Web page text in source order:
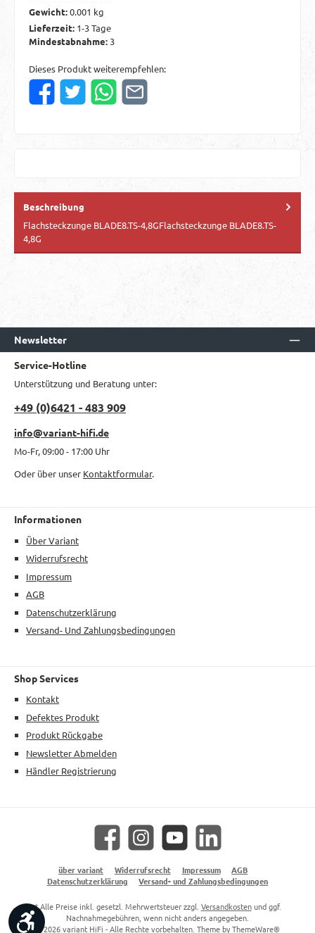
Gewicht:0.001 kg
Lieferzeit: 1-3 Tage
Mindestabnahme:3
Dieses Produkt weiterempfehlen:
Beschreibung
Flachsteckzunge BLADE8.TS-4,8GFlachsteckzunge BLADE8.TS-
4,8G
Newsletter
Service-Hotline
Unterstützung und Beratung unter:
+49 (0)6421 - 483 909
info@variant-hifi.de
Mo-Fr, 09:00 - 17:00 Uhr
Oder über unser Kontaktformular.
Informationen
Über Variant
Widerrufsrecht
Impressum
AGB
Datenschutzerklärung
Versand- Und Zahlungsbedingungen
Shop Services
Kontakt
Defektes Produkt
Produkt Rückgabe
Newsletter Abmelden
Händler Registrierung
Facebook Instagram YouTube LinkedIn
über variant Widerrufsrecht Impressum
AGB
Datenschutzerklärung
Versand- und Zahlungsbedingungen
* Alle Preise inkl. gesetzl. Mehrwertsteuer zzgl. Versandkostenund ggf.
Nachnahmegebühren, wenn nicht anders angegeben.
© 2026 variant HiFi - Alle Rechte vorbehalten. Theme byThemeWare®
Werkzeugleiste anzeigen